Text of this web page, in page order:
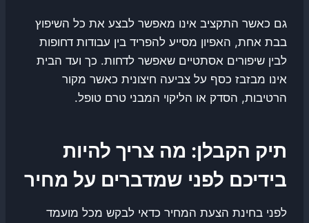
גם כאשר התקציב אינו מאפשר לבצע את כל השיפוץ
בבת אחת, האפיון מסייע להפריד בין עבודות דחופות
לבין שיפורים אסתטיים שאפשר לדחות. כך ועד הבית
אינו מבזבז כסף על צביעה חיצונית כאשר מקור
הרטיבות, הסדק או הליקוי המבני טרם טופל.
תיק הקבלן: מה צריך להיות
בידיכם לפני שמדברים על מחיר
לפני בחינת הצעת המחיר כדאי לבקש מכל מועמד